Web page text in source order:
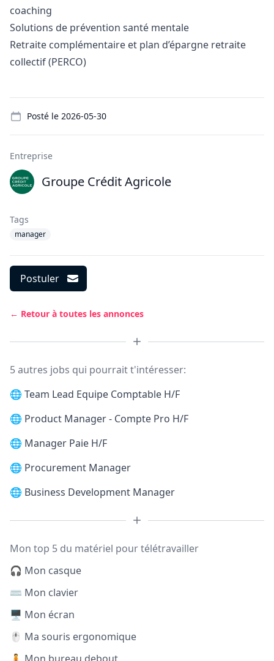
coaching
Solutions de prévention santé mentale
Retraite complémentaire et plan d’épargne retraite
collectif (PERCO)
Posté le 2026-05-30
Entreprise
Groupe Crédit Agricole
Tags
manager
Postuler
← Retour à toutes les annonces
5 autres jobs qui pourrait t'intéresser:
🌐 Team Lead Equipe Comptable H/F
🌐 Product Manager - Compte Pro H/F
🌐 Manager Paie H/F
🌐 Procurement Manager
🌐 Business Development Manager
Mon top 5 du matériel pour télétravailler
🎧 Mon casque
⌨️ Mon clavier
🖥️ Mon écran
🖱️ Ma souris ergonomique